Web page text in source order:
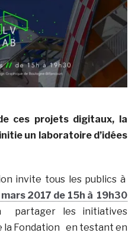
ces projets digitaux, la
un laboratoire d’idées
invite tous les publics à
2017 de 15h à 19h30
les initiatives
la Fondation en testant en